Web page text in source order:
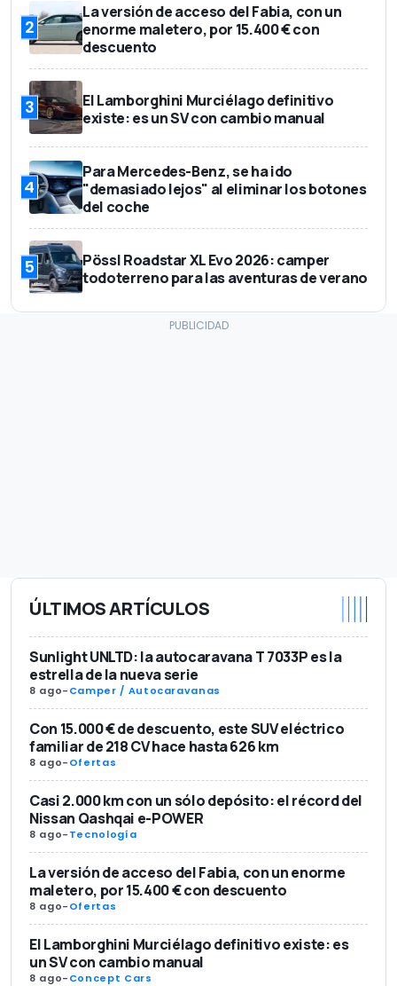
2
La versión de acceso del Fabia, con un
enorme maletero, por 15.400 € con
descuento
3
El Lamborghini Murciélago definitivo
existe: es un SV con cambio manual
4
Para Mercedes-Benz, se ha ido
"demasiado lejos" al eliminar los botones
del coche
5
Pössl Roadstar XL Evo 2026: camper
todoterreno para las aventuras de verano
ÚLTIMOS ARTÍCULOS
Sunlight UNLTD: la autocaravana T 7033P es la
estrella de la nueva serie
8 ago-Camper / Autocaravanas
Con 15.000 € de descuento, este SUV eléctrico
familiar de 218 CV hace hasta 626 km
8 ago-Ofertas
Casi 2.000 km con un sólo depósito: el récord del
Nissan Qashqai e-POWER
8 ago-Tecnología
La versión de acceso del Fabia, con un enorme
maletero, por 15.400 € con descuento
8 ago-Ofertas
El Lamborghini Murciélago definitivo existe: es
un SV con cambio manual
8 ago-Concept Cars